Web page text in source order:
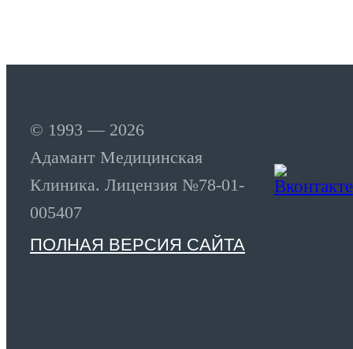
© 1993 — 2026
Адамант Медицинская
Клиника. Лицензия №78-01-
005407
ПОЛНАЯ ВЕРСИЯ САЙТА